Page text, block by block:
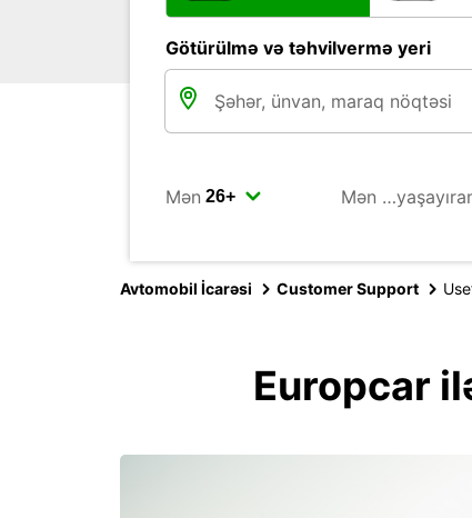
Götürülmə və təhvilvermə yeri
Mən Mən
Avtomobil İcarəsi Customer Support
Europcar